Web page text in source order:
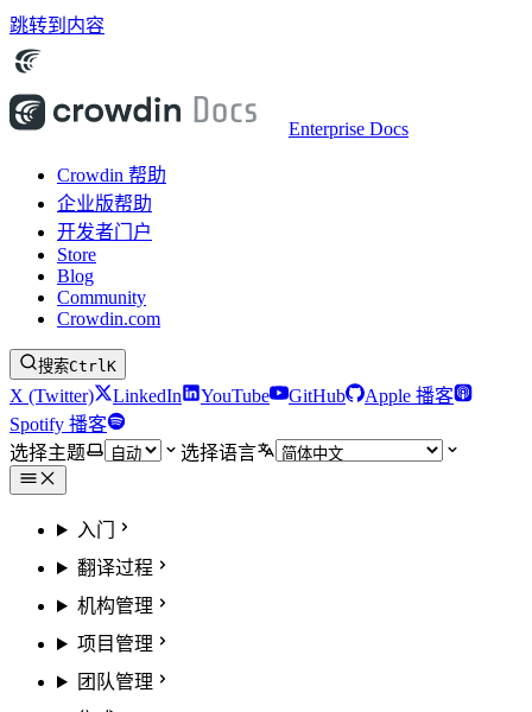
跳转到内容
Enterprise Docs
Crowdin 帮助
企业版帮助
开发者门户
Store
Blog
Community
Crowdin.com
搜索CtrlK
X (Twitter) LinkedIn YouTube GitHub
Apple 播客
Spotify 播客
选择主题
选择语言
入门
翻译过程
机构管理
项目管理
团队管理